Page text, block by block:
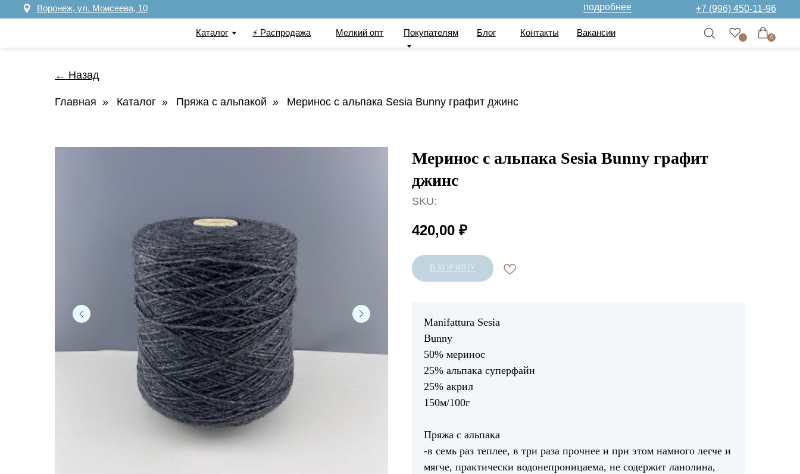
Покупателям Блог
Мелкий опт Контакты Вакансии
Каталог ⚡️ Распродажа
+7 (996) 450-11-96
Воронеж, ул. Моисеева, 10
← Назад
Главная » Каталог » Пряжа с альпакой » Меринос с альпака Sesia Bunny графит джинс
Меринос с альпака Sesia Bunny графит
джинс
SKU:
420,00 ₽
В КОРЗИНУ
Manifattura Sesia
Bunny
50% меринос
25% альпака суперфайн
25% акрил
150м/100г
Пряжа с альпака
-в семь раз теплее, в три раза прочнее и при этом намного легче и
мягче, практически водонепроницаема, не содержит ланолина,